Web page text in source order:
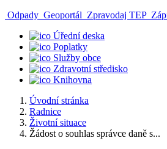
Odpady Geoportál Zpravodaj TEP
Úřední deska
Poplatky
Služby obce
Zdravotní středisko
Knihovna
Úvodní stránka
Radnice
Životní situace
Žádost o souhlas správce daně s...